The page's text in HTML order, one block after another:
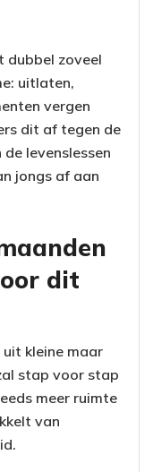
dubbel zoveel
uitlaten,
vergen
dit af tegen de
levenslessen
jongs af aan
dit
kleine maar
stap voor stap
meer ruimte
van